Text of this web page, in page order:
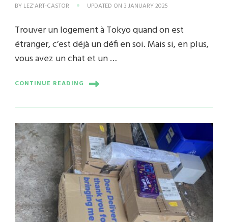
BY LEZ'ART-CASTOR UPDATED ON 3 JANUARY 2025
Trouver un logement à Tokyo quand on est
étranger, c’est déjà un défi en soi. Mais si, en plus,
vous avez un chat et un …
CONTINUE READING